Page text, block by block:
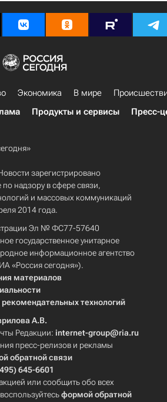
Экономика В мире
Продукты и сервисы Пресс-
зарегистрировано
надзору в сфере связи,
и массовых коммуникаций
2014 года.
Эл № ФС77-57640
государственное унитарное
информационное агентство
«Россия сегодня»).
материалов
технологий
А.В.
Редакции: internet-group@ria.ru
пресс-релизов и рекламы
обратной связи
645-6601
или сообщить обо всех
формой обратной